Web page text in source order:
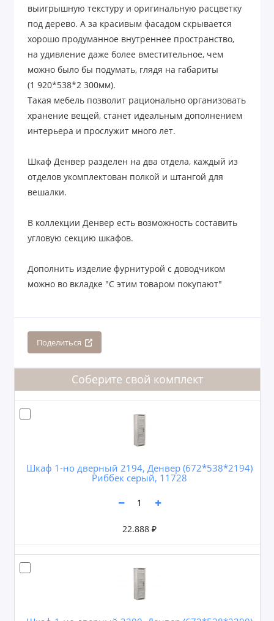
выигрышную текстуру и оригинальную расцветку
под дерево. А за красивым фасадом скрывается
хорошо продуманное внутреннее пространство,
на удивление даже более вместительное, чем
можно было бы подумать, глядя на габариты
(1 920*538*2 300мм).
Такая мебель позволит рационально организовать
хранение вещей, станет идеальным дополнением
интерьера и прослужит много лет.
Шкаф Денвер разделен на два отдела, каждый из
отделов укомплектован полкой и штангой для
вешалки.
В коллекции Денвер есть возможность составить
угловую секцию шкафов.
Дополнить изделие фурнитурой с доводчиком
можно во вкладке "С этим товаром покупают"
Поделиться
Соберите свой комплект
Шкаф 1-но дверный 2194, Денвер (672*538*2194)
Риббек серый, 11728
22.888 ₽